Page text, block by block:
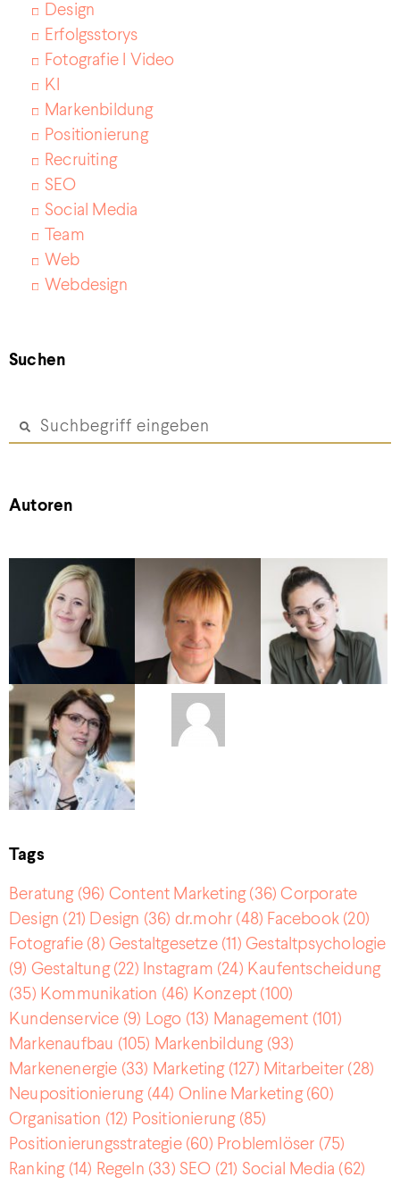
Design
Erfolgsstorys
Fotografie I Video
KI
Markenbildung
Positionierung
Recruiting
SEO
Social Media
Team
Web
Webdesign
Suchen
Autoren
Tags
Beratung(96) Content Marketing(36) Corporate
Design (21) Design (36) dr.mohr (48) Facebook (20)
Fotografie (8) Gestaltgesetze(11) Gestaltpsychologie
(9) Gestaltung(22) Instagram (24) Kaufentscheidung
(35) Kommunikation (46) Konzept (100)
Kundenservice (9) Logo (13) Management (101)
Markenaufbau (105) Markenbildung(93)
Markenenergie (33) Marketing(127) Mitarbeiter (28)
Neupositionierung(44) Online Marketing(60)
Organisation (12) Positionierung(85)
Positionierungsstrategie(60) Problemlöser (75)
Ranking(14) Regeln (33) SEO (21) Social Media (62)